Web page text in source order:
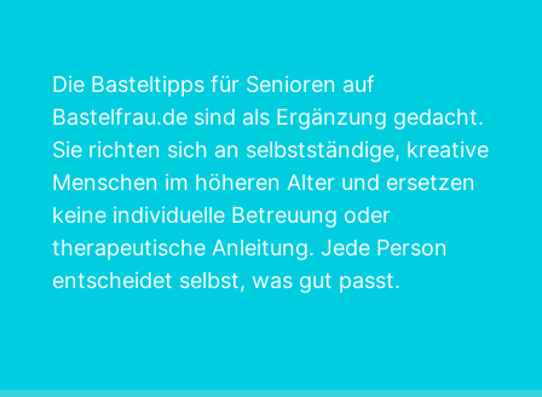
Die Basteltipps für Senioren auf
Bastelfrau.de sind als Ergänzung gedacht.
Sie richten sich an selbstständige, kreative
Menschen im höheren Alter und ersetzen
keine individuelle Betreuung oder
therapeutische Anleitung. Jede Person
entscheidet selbst, was gut passt.